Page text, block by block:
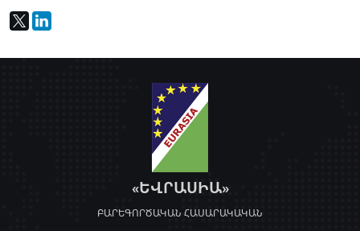
«ԵՎՐԱՍԻԱ»
ԲԱՐԵԳՈՐԾԱԿԱՆ ՀԱՍԱՐԱԿԱԿԱՆ